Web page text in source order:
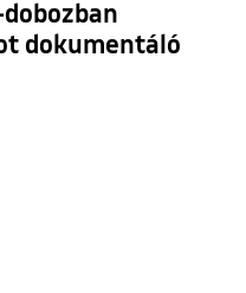
dokumentáló